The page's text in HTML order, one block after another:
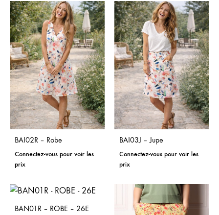
BAI02R – Robe
Connectez-vous pour voir les
prix
BAI03J – Jupe
Connectez-vous pour voir les
prix
BAN01R – ROBE – 26E